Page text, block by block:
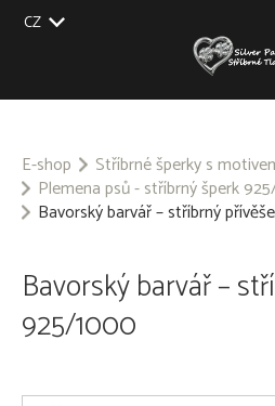
CZ
E-shop
Stříbrné šperky s
Plemena psů - stříbrný šperk
Bavorský barvář – stříbrný
Bavorský barvář –
925/1000